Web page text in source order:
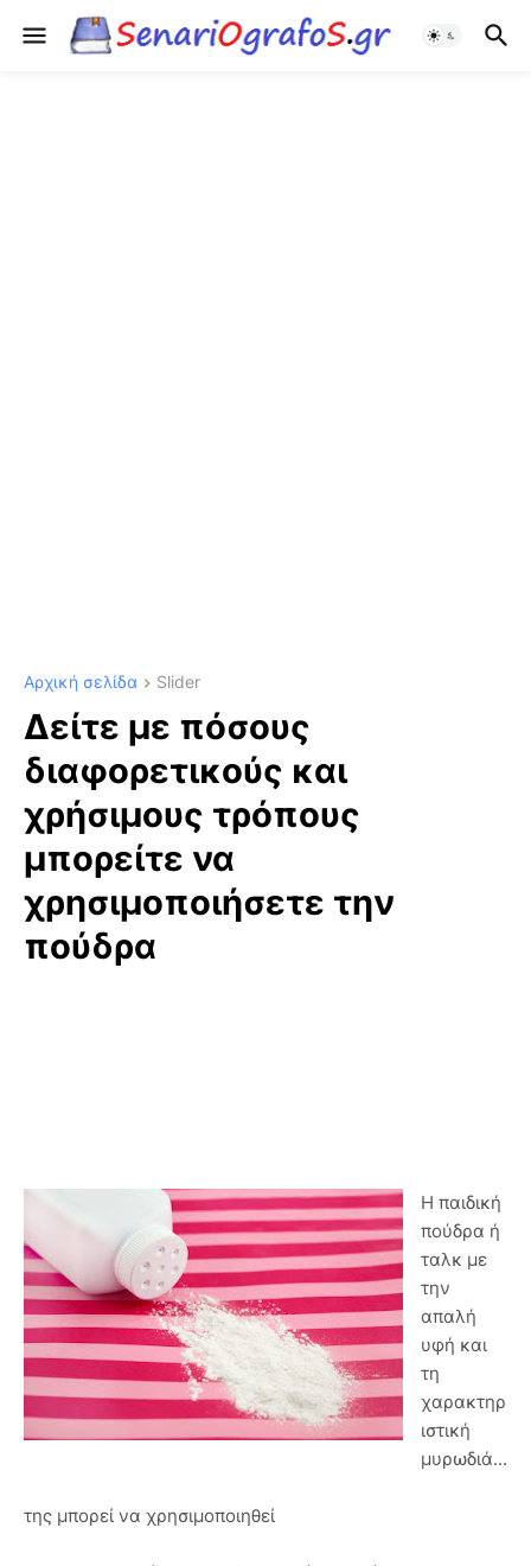
Αρχική σελίδα Slider
Δείτε με πόσους
διαφορετικούς και
χρήσιμους τρόπους
μπορείτε να
χρησιμοποιήσετε την
πούδρα
Η παιδική
πούδρα ή
ταλκ με
την
απαλή
υφή και
τη
χαρακτηρ
ιστική
μυρωδιά...
της μπορεί να χρησιμοποιηθεί